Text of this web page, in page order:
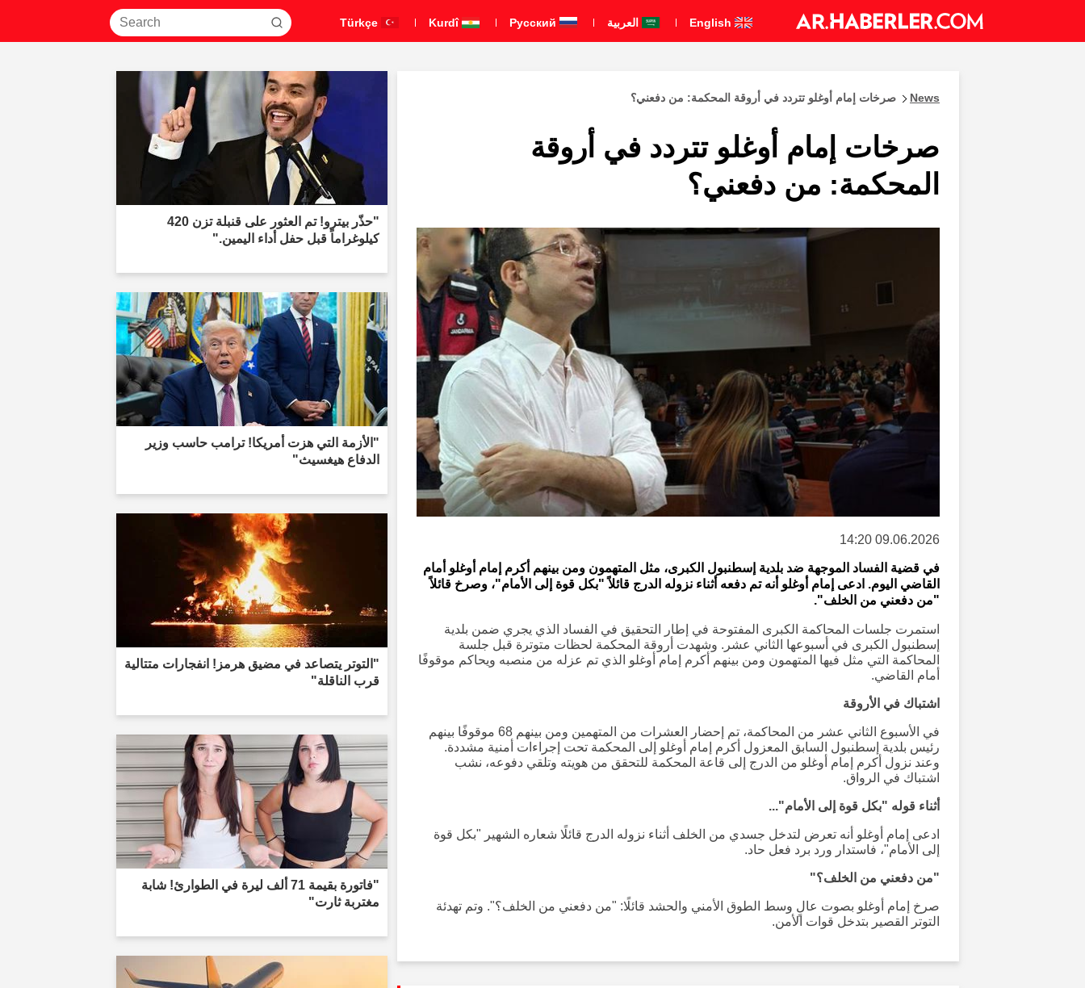
العربية Kurdî
News صرخات إمام أوغلو تتردد في أروقة المحكمة: من دفعني؟
صرخات إمام أوغلو تتردد في أروقة
المحكمة: من دفعني؟
09.06.2026 14:20
في قضية الفساد الموجهة ضد بلدية إسطنبول الكبرى، مثل المتهمون ومن بينهم أكرم إمام أوغلو أمام
القاضي اليوم. ادعى إمام أوغلو أنه تم دفعه أثناء نزوله الدرج قائلاً "بكل قوة إلى الأمام"، وصرخ قائلاً
"من دفعني من الخلف".
استمرت جلسات المحاكمة الكبرى المفتوحة في إطار التحقيق في الفساد الذي يجري ضمن بلدية
إسطنبول الكبرى في أسبوعها الثاني عشر. وشهدت أروقة المحكمة لحظات متوترة قبل جلسة
المحاكمة التي مثل فيها المتهمون ومن بينهم أكرم إمام أوغلو الذي تم عزله من منصبه ويحاكم موقوفًا
أمام القاضي.
اشتباك في الأروقة
في الأسبوع الثاني عشر من المحاكمة، تم إحضار العشرات من المتهمين ومن بينهم 68 موقوفًا بينهم
رئيس بلدية إسطنبول السابق المعزول أكرم إمام أوغلو إلى المحكمة تحت إجراءات أمنية مشددة.
وعند نزول أكرم إمام أوغلو من الدرج إلى قاعة المحكمة للتحقق من هويته وتلقي دفوعه، نشب
اشتباك في الرواق.
أثناء قوله "بكل قوة إلى الأمام"...
ادعى إمام أوغلو أنه تعرض لتدخل جسدي من الخلف أثناء نزوله الدرج قائلًا شعاره الشهير "بكل قوة
إلى الأمام"، فاستدار ورد برد فعل حاد.
"من دفعني من الخلف؟"
صرخ إمام أوغلو بصوت عالٍ وسط الطوق الأمني والحشد قائلًا: "من دفعني من الخلف؟". وتم تهدئة
التوتر القصير بتدخل قوات الأمن.
"حذّر بيترو! تم العثور على قنبلة تزن 420
كيلوغراماً قبل حفل أداء اليمين."
"الأزمة التي هزت أمريكا! ترامب حاسب وزير
الدفاع هيغسيث"
"التوتر يتصاعد في مضيق هرمز! انفجارات متتالية
قرب الناقلة"
"فاتورة بقيمة 71 ألف ليرة في الطوارئ! شابة
مغتربة ثارت"